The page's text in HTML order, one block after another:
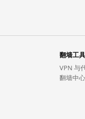
翻墙工具
VPN 与
翻墙中心